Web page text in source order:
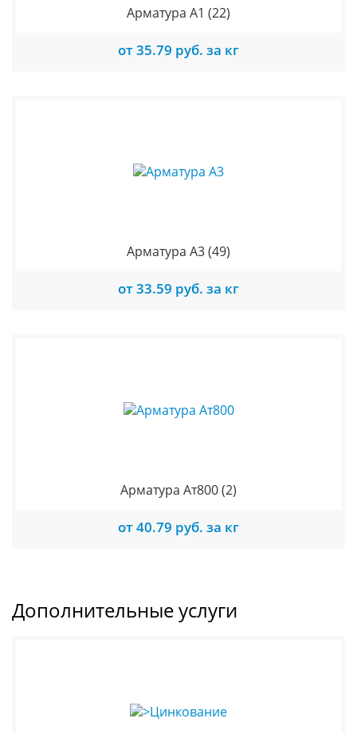
Арматура А1 (22)
от 35.79 руб. за кг
Арматура А3(49)
от 33.59 руб. за кг
Арматура Ат800(2)
от 40.79 руб. за кг
Дополнительные услуги